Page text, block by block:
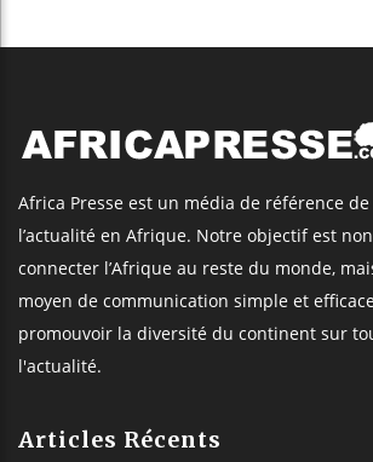
Africa Presse est un média de référence
l’actualité en Afrique. Notre objectif est
connecter l’Afrique au reste du monde,
moyen de communication simple et
promouvoir la diversité du continent sur
l'actualité.
Articles Récents